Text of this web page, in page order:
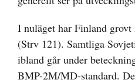
I nuläget har Finland grovt
(Strv 121). Samtliga
ibland går under
BMP-2M/MD-standard.